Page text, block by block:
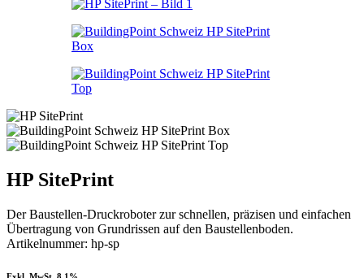
HP SitePrint
Der Baustellen-Druckroboter zur schnellen, präzisen und einfachen
Übertragung von Grundrissen auf den Baustellenboden.
Artikelnummer: hp-sp